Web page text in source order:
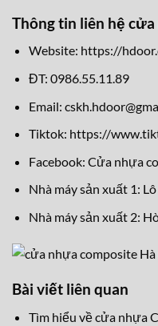
Thông tin liên hệ
Website: https://
ĐT: 0986.55.11.89
Email:
Tiktok: https://
Facebook: Cửa nhựa
Nhà máy sản xuất 1:
Nhà máy sản xuất 2:
Bài viết liên quan
Tìm hiểu về cửa nhựa